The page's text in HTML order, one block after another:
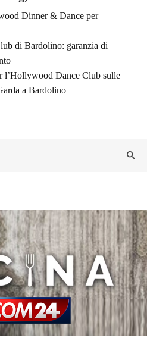
Dinner & Dance per
di Bardolino: garanzia di
l’Hollywood Dance Club sulle
a Bardolino